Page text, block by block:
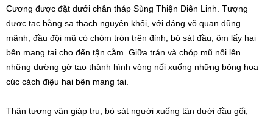
Cương được đặt dưới chân tháp Sùng Thiện Diên Linh. Tượng
được tạc bằng sa thạch nguyên khối, với dáng võ quan dũng
mãnh, đầu đội mũ có chỏm tròn trên đỉnh, bó sát đầu, ôm lấy hai
bên mang tai cho đến tận cằm. Giữa trán và chóp mũ nổi lên
những đường gờ tạo thành hình vòng nối xuống những bông hoa
cúc cách điệu hai bên mang tai.
Thân tượng vận giáp trụ, bó sát người xuống tận dưới đầu gối,